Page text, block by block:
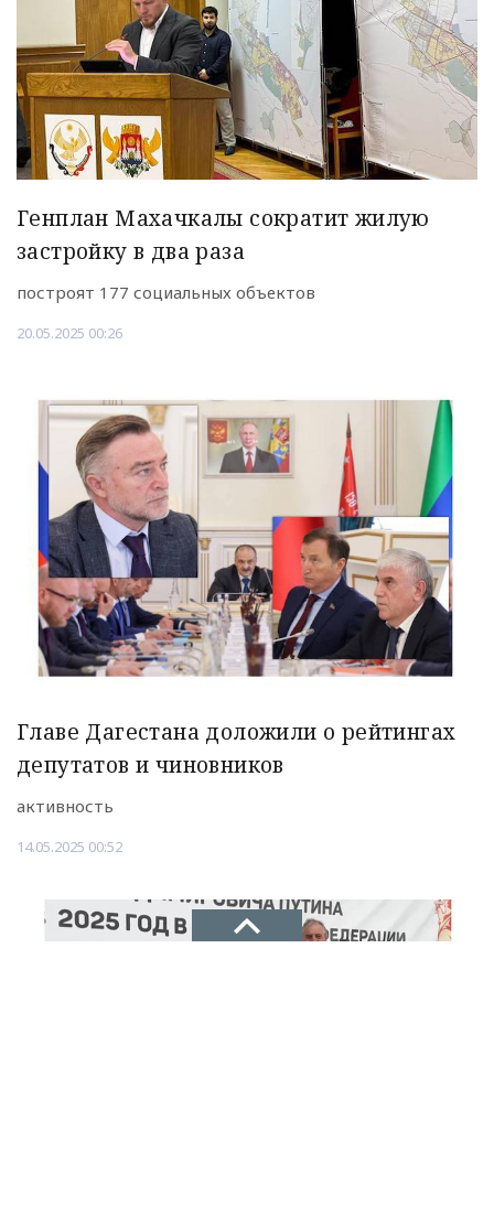
Генплан Махачкалы сократит жилую
застройку в два раза
построят 177 социальных объектов
20.05.2025 00:26
Главе Дагестана доложили о рейтингах
депутатов и чиновников
активность
14.05.2025 00:52